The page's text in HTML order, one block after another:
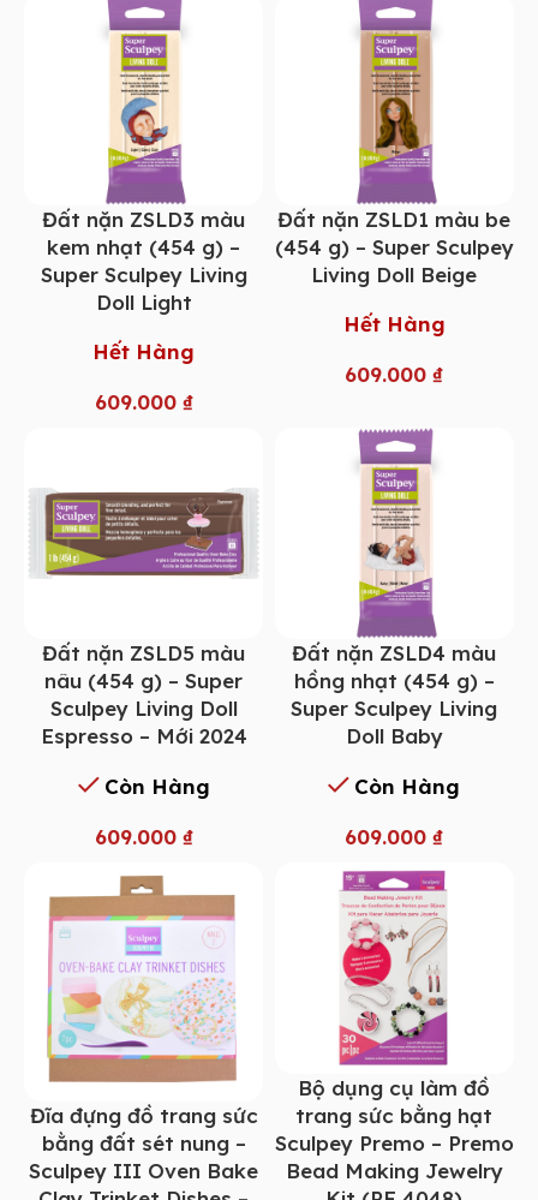
Đất nặn ZSLD3 màu
kem nhạt (454 g) –
Super Sculpey Living
Doll Light
Hết Hàng
609.000 ₫
Đất nặn ZSLD1 màu be
(454 g) – Super Sculpey
Living Doll Beige
Hết Hàng
609.000₫
Đất nặn ZSLD5 màu
nâu (454 g) – Super
Sculpey Living Doll
Espresso – Mới 2024
Còn Hàng
609.000 ₫
Đất nặn ZSLD4 màu
hồng nhạt (454 g) –
Super Sculpey Living
Doll Baby
Còn Hàng
609.000₫
Đĩa đựng đồ trang sức
bằng đất sét nung –
Sculpey III Oven Bake
Bộ dụng cụ làm đồ
trang sức bằng hạt
Sculpey Premo – Premo
Bead Making Jewelry